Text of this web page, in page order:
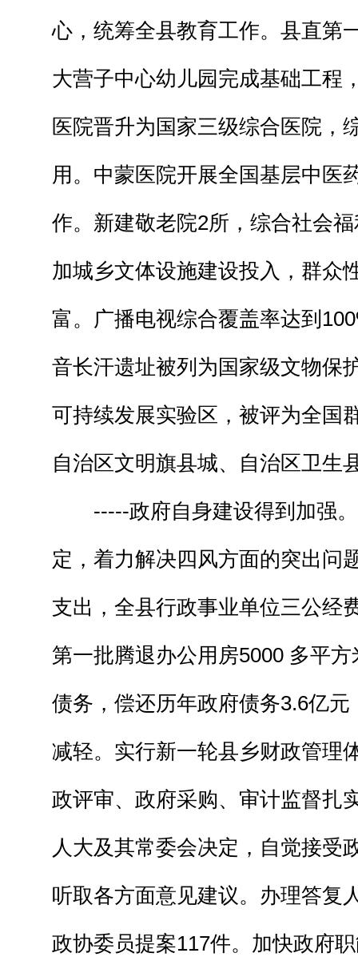
心，统筹全县教育工作。县直第
大营子中心幼儿园完成基础工程
医院晋升为国家三级综合医院，
用。中蒙医院开展全国基层中医
作。新建敬老院2所，综合社会
加城乡文体设施建设投入，群众
富。广播电视综合覆盖率达到
音长汗遗址被列为国家级文物保
可持续发展实验区，被评为全国
自治区文明旗县城、自治区卫生
-----政府自身建设得到加强。
定，着力解决四风方面的突出问
支出，全县行政事业单位三公经
第一批腾退办公用房5000 多平
债务，偿还历年政府债务3.6亿
减轻。实行新一轮县乡财政管理
政评审、政府采购、审计监督扎
人大及其常委会决定，自觉接受
听取各方面意见建议。办理答复
政协委员提案117件。加快政府